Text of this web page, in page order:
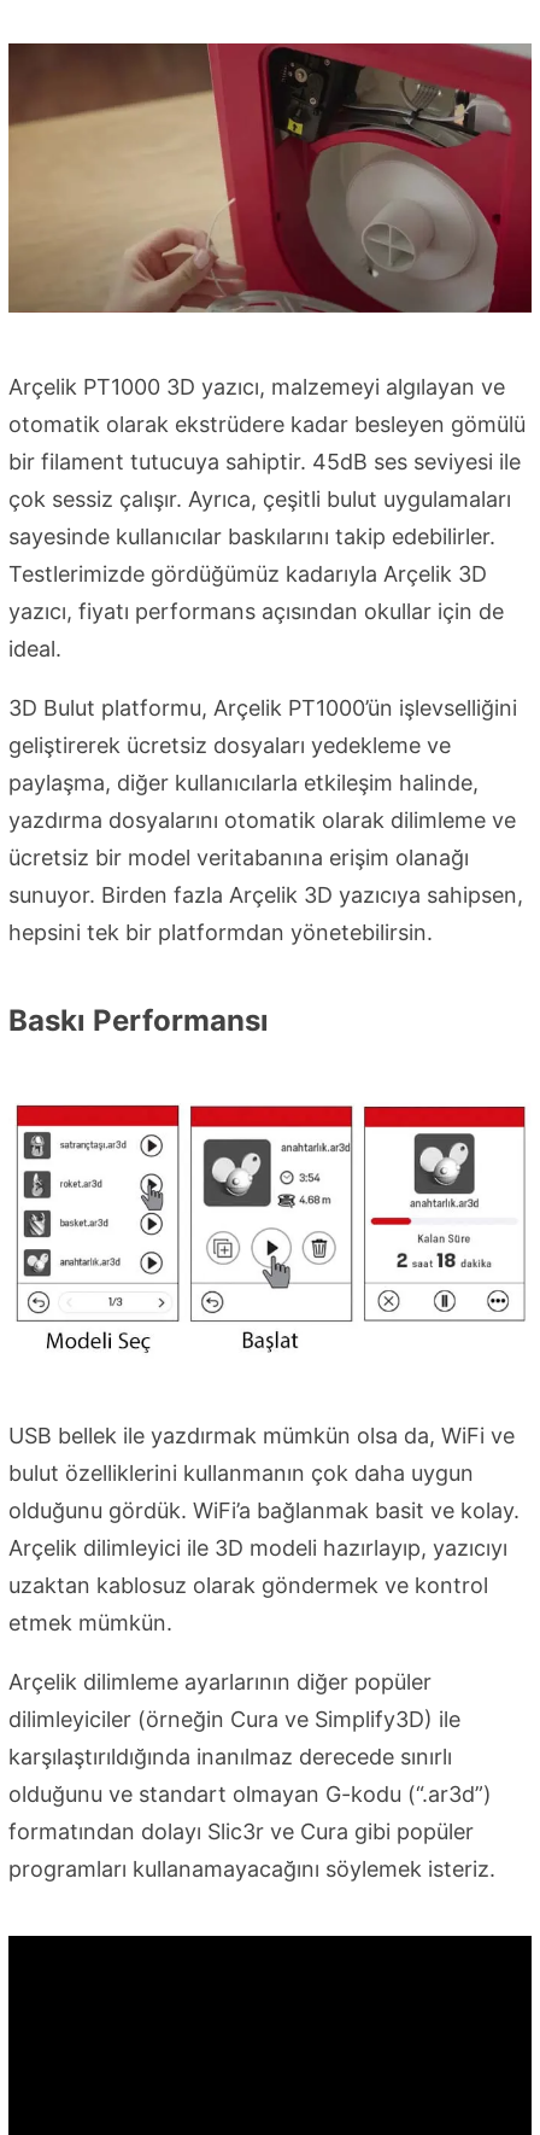
Arçelik PT1000 3D yazıcı, malzemeyi algılayan ve
otomatik olarak ekstrüdere kadar besleyen gömülü
bir filament tutucuya sahiptir. 45dB ses seviyesi ile
çok sessiz çalışır. Ayrıca, çeşitli bulut uygulamaları
sayesinde kullanıcılar baskılarını takip edebilirler.
Testlerimizde gördüğümüz kadarıyla Arçelik 3D
yazıcı, fiyatı performans açısından okullar için de
ideal.
3D Bulut platformu, Arçelik PT1000’ün işlevselliğini
geliştirerek ücretsiz dosyaları yedekleme ve
paylaşma, diğer kullanıcılarla etkileşim halinde,
yazdırma dosyalarını otomatik olarak dilimleme ve
ücretsiz bir model veritabanına erişim olanağı
sunuyor. Birden fazla Arçelik 3D yazıcıya sahipsen,
hepsini tek bir platformdan yönetebilirsin.
Baskı Performansı
USB bellek ile yazdırmak mümkün olsa da, WiFi ve
bulut özelliklerini kullanmanın çok daha uygun
olduğunu gördük. WiFi’a bağlanmak basit ve kolay.
Arçelik dilimleyici ile 3D modeli hazırlayıp, yazıcıyı
uzaktan kablosuz olarak göndermek ve kontrol
etmek mümkün.
Arçelik dilimleme ayarlarının diğer popüler
dilimleyiciler (örneğin Cura ve Simplify3D) ile
karşılaştırıldığında inanılmaz derecede sınırlı
olduğunu ve standart olmayan G-kodu (“.ar3d”)
formatından dolayı Slic3r ve Cura gibi popüler
programları kullanamayacağını söylemek isteriz.